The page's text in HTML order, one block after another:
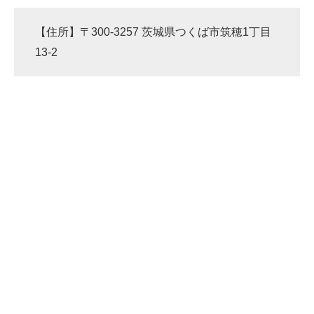
【住所】〒300-3257 茨城県つくば市筑穂1丁目
13-2